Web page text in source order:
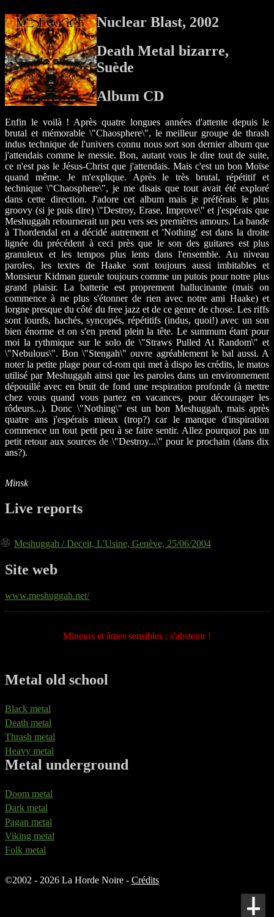
Nuclear Blast, 2002
Death Metal bizarre,
Suède
Album CD
Enfin le voilà ! Après quatre longues années d'attente depuis le
brutal et mémorable \"Chaosphere\", le meilleur groupe de thrash
indus technique de l'univers connu nous sort son dernier album que
j'attendais comme le messie. Bon, autant vous le dire tout de suite,
ce n'est pas le Jésus-Christ que j'attendais. Mais c'est un bon Moïse
quand même. Je m'explique. Après le très brutal, répétitif et
technique \"Chaosphere\", je me disais que tout avait été exploré
dans cette direction. J'adore cet album mais je préférais le plus
groovy (si je puis dire) \"Destroy, Erase, Improve\" et j'espérais que
Meshuggah retournerait un peu vers ses premières amours. La bande
à Thordendal en a décidé autrement et 'Nothing' est dans la droite
lignée du précédent à ceci près que le son des guitares est plus
granuleux et les tempos plus lents dans l'ensemble. Au niveau
paroles, les textes de Haake sont toujours aussi imbitables et
Monsieur Kidman gueule toujours comme un putois pour notre plus
grand plaisir. La batterie est proprement hallucinante (mais on
commence à ne plus s'étonner de rien avec notre ami Haake) et
lorgne presque du côté du free jazz et de ce genre de chose. Les riffs
sont lourds, hachés, syncopés, répétitifs (indus, quoi!) avec un son
bien énorme et on s'en prend plein la tête. Le summum étant pour
moi la rythmique sur le solo de \"Straws Pulled At Random\" et
\"Nebulous\". Bon \"Stengah\" ouvre agréablement le bal aussi. A
noter la petite plage pour cd-rom qui met à dispo les crédits, le matos
utilisé par Meshuggah ainsi que les paroles dans un environnement
dépouillé avec en bruit de fond une respiration profonde (à mettre
chez vous quand vous partez en vacances, pour décourager les
rôdeurs...). Donc \"Nothing\" est un bon Meshuggah, mais après
quatre ans j'espérais mieux (trop?) car le manque d'inspiration
commence un tout petit peu à se faire sentir. Allez pourquoi pas un
petit retour aux sources de \"Destroy...\" pour le prochain (dans dix
ans?).
Minsk
Live reports
Meshuggah / Deceit, L'Usine, Genève, 25/06/2004
Site web
www.meshuggah.net/
Mineurs et âmes sensibles : s'abstenir !
Metal old school
Black metal
Death metal
Thrash metal
Heavy metal
Metal underground
Doom metal
Dark metal
Pagan metal
Viking metal
Folk metal
©2002 - 2026 La Horde Noire - Crédits